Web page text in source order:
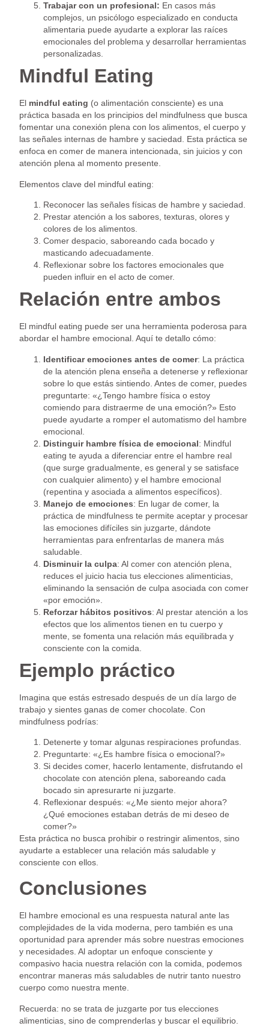
Trabajar con un profesional: En casos más
complejos, un psicólogo especializado en conducta
alimentaria puede ayudarte a explorar las raíces
emocionales del problema y desarrollar herramientas
personalizadas.
Mindful Eating
El mindful eating (o alimentación consciente) es una
práctica basada en los principios del mindfulness que busca
fomentar una conexión plena con los alimentos, el cuerpo y
las señales internas de hambre y saciedad. Esta práctica se
enfoca en comer de manera intencionada, sin juicios y con
atención plena al momento presente.
Elementos clave del mindful eating:
Reconocer las señales físicas de hambre y saciedad.
Prestar atención a los sabores, texturas, olores y
colores de los alimentos.
Comer despacio, saboreando cada bocado y
masticando adecuadamente.
Reflexionar sobre los factores emocionales que
pueden influir en el acto de comer.
Relación entre ambos
El mindful eating puede ser una herramienta poderosa para
abordar el hambre emocional. Aquí te detallo cómo:
Identificar emociones antes de comer: La práctica
de la atención plena enseña a detenerse y reflexionar
sobre lo que estás sintiendo. Antes de comer, puedes
preguntarte: «¿Tengo hambre física o estoy
comiendo para distraerme de una emoción?» Esto
puede ayudarte a romper el automatismo del hambre
emocional.
Distinguir hambre física de emocional: Mindful
eating te ayuda a diferenciar entre el hambre real
(que surge gradualmente, es general y se satisface
con cualquier alimento) y el hambre emocional
(repentina y asociada a alimentos específicos).
Manejo de emociones: En lugar de comer, la
práctica de mindfulness te permite aceptar y procesar
las emociones difíciles sin juzgarte, dándote
herramientas para enfrentarlas de manera más
saludable.
Disminuir la culpa: Al comer con atención plena,
reduces el juicio hacia tus elecciones alimenticias,
eliminando la sensación de culpa asociada con comer
«por emoción».
Reforzar hábitos positivos: Al prestar atención a los
efectos que los alimentos tienen en tu cuerpo y
mente, se fomenta una relación más equilibrada y
consciente con la comida.
Ejemplo práctico
Imagina que estás estresado después de un día largo de
trabajo y sientes ganas de comer chocolate. Con
mindfulness podrías:
Detenerte y tomar algunas respiraciones profundas.
Preguntarte: «¿Es hambre física o emocional?»
Si decides comer, hacerlo lentamente, disfrutando el
chocolate con atención plena, saboreando cada
bocado sin apresurarte ni juzgarte.
Reflexionar después: «¿Me siento mejor ahora?
¿Qué emociones estaban detrás de mi deseo de
comer?»
Esta práctica no busca prohibir o restringir alimentos, sino
ayudarte a establecer una relación más saludable y
consciente con ellos.
Conclusiones
El hambre emocional es una respuesta natural ante las
complejidades de la vida moderna, pero también es una
oportunidad para aprender más sobre nuestras emociones
y necesidades. Al adoptar un enfoque consciente y
compasivo hacia nuestra relación con la comida, podemos
encontrar maneras más saludables de nutrir tanto nuestro
cuerpo como nuestra mente.
Recuerda: no se trata de juzgarte por tus elecciones
alimenticias, sino de comprenderlas y buscar el equilibrio.